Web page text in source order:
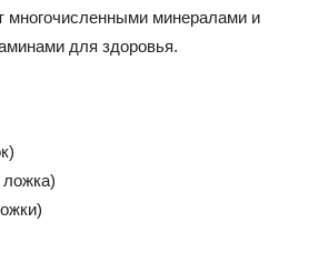
многочисленными минералами и
для здоровья.
ложка)